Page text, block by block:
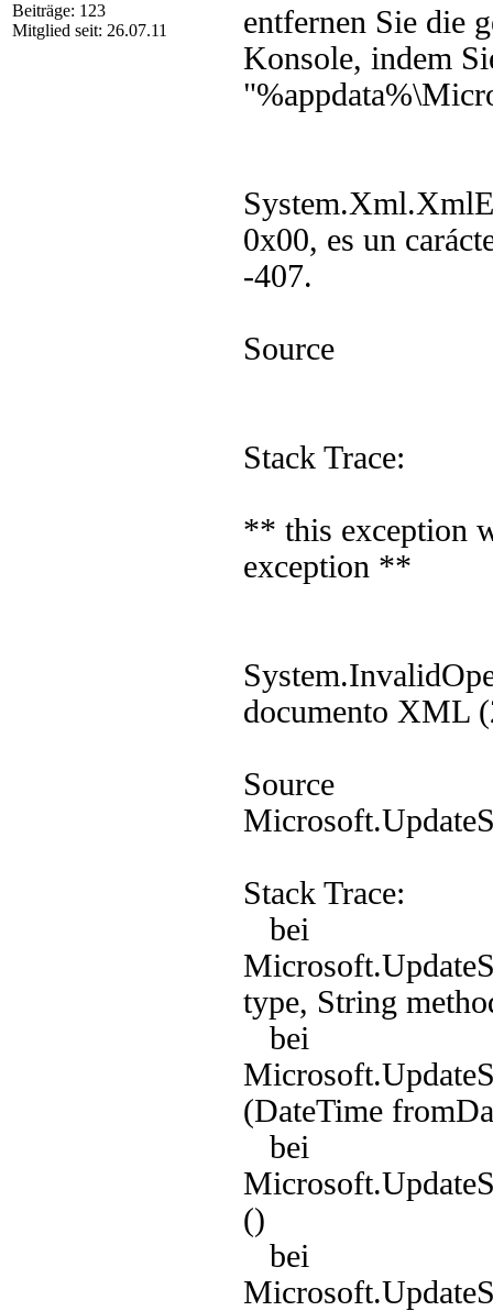
Beiträge: 123
Mitglied seit: 26.07.11
entfernen Sie die
Konsole, indem
0x00, es un
-407.
Source
Stack Trace:
** this exception
exception **
documento XML
Source
Stack Trace:
bei
type, String
bei
(DateTime
bei
()
bei